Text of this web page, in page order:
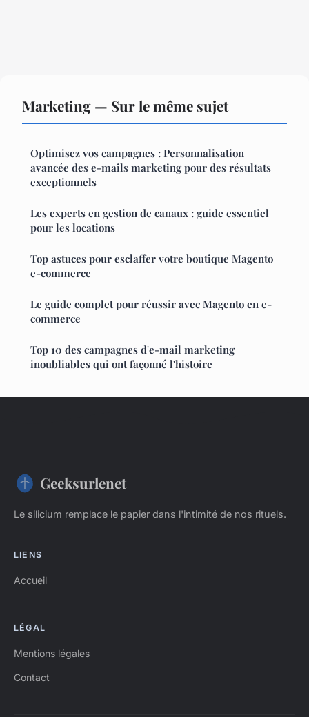
Marketing — Sur le même sujet
Optimisez vos campagnes : Personnalisation
avancée des e-mails marketing pour des résultats
exceptionnels
Les experts en gestion de canaux : guide essentiel
pour les locations
Top astuces pour esclaffer votre boutique Magento
e-commerce
Le guide complet pour réussir avec Magento en e-
commerce
Top 10 des campagnes d'e-mail marketing
inoubliables qui ont façonné l'histoire
Geeksurlenet
Le silicium remplace le papier dans l'intimité de nos rituels.
LIENS
Accueil
LÉGAL
Mentions légales
Contact